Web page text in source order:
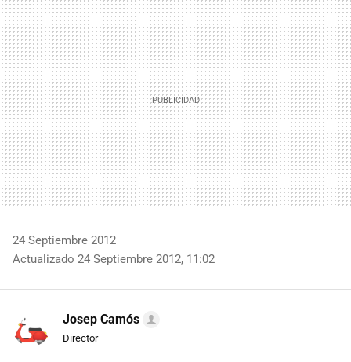
MAIL
24 Septiembre 2012
Actualizado 24 Septiembre 2012, 11:02
Josep Camós
Director